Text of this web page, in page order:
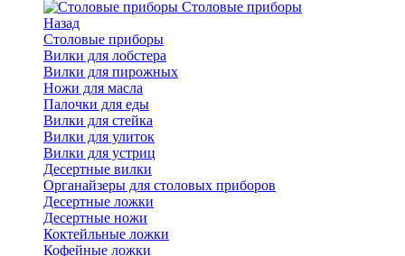
Cтоловые приборы
Назад
Cтоловые приборы
Вилки для лобстера
Вилки для пирожных
Ножи для масла
Палочки для еды
Вилки для стейка
Вилки для улиток
Вилки для устриц
Десертные вилки
Органайзеры для столовых приборов
Десертные ложки
Десертные ножи
Коктейльные ложки
Кофейные ложки